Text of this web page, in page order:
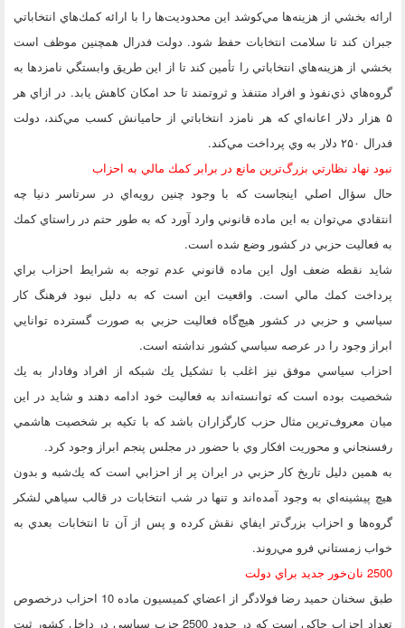
ارائه بخشي از هزينه‌ها مي‌كوشد اين محدوديت‌ها را با ارائه كمك‌هاي انتخاباتي
جبران كند تا سلامت انتخابات حفظ شود. دولت فدرال همچنين موظف است
بخشي از هزينه‌هاي انتخاباتي را تأمين كند تا از اين طريق وابستگي نامزدها به
گروه‌هاي ذي‌نفوذ و افراد متنفذ و ثروتمند تا حد امكان كاهش يابد. در ازاي هر
۵ هزار دلار اعانه‌اي كه هر نامزد انتخاباتي از حاميانش كسب مي‌كند، دولت
فدرال ۲۵۰ دلار به وي پرداخت مي‌كند.
نبود نهاد نظارتي بزرگ‌ترين مانع در برابر كمك مالي به احزاب
حال سؤال اصلي اينجاست كه با وجود چنين رويه‌اي در سرتاسر دنيا چه
انتقادي مي‌توان به اين ماده قانوني وارد آورد كه به طور حتم در راستاي كمك
به فعاليت حزبي در كشور وضع شده است.
شايد نقطه ضعف اول اين ماده قانوني عدم توجه به شرايط احزاب براي
پرداخت كمك مالي است. واقعيت اين است كه به دليل نبود ‌فرهنگ كار
سياسي و حزبي در كشور هيچ‌گاه فعاليت حزبي به صورت گسترده توانايي
ابراز وجود را در عرصه سياسي كشور نداشته است.
احزاب سياسي موفق نيز اغلب با تشكيل يك شبكه از افراد وفادار به يك
شخصيت بوده است كه توانسته‌اند به فعاليت خود ادامه دهند و شايد در اين
ميان معروف‌ترين مثال حزب كارگزاران باشد كه با تكيه بر شخصيت هاشمي
رفسنجاني و محوريت افكار وي با حضور در مجلس پنجم ابراز وجود كرد.
به همين دليل تاريخ كار حزبي در ايران پر از احزابي است كه يك‌شبه و بدون
هيچ پيشينه‌اي به وجود آمده‌اند و تنها در شب انتخابات در قالب سياهي لشكر
گروه‌ها و احزاب بزرگ‌تر ايفاي نقش كرده و پس از آن تا انتخابات بعدي به
خواب زمستاني فرو مي‌روند.
2500 نان‌خور جديد براي دولت
‌طبق سخنان حميد رضا فولادگر از اعضاي كميسيون ماده 10 احزاب درخصوص
تعداد احزاب حاكي است كه در حدود 2500 حزب سياسي در داخل كشور ثبت